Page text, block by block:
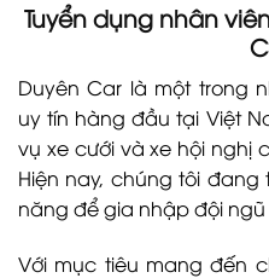
Tuyển dụng nhân
Duyên Car là một trong
uy tín hàng đầu tại Việt
vụ xe cưới và xe hội nghị
Hiện nay, chúng tôi
năng để gia nhập đội ngũ
Với mục tiêu mang đến